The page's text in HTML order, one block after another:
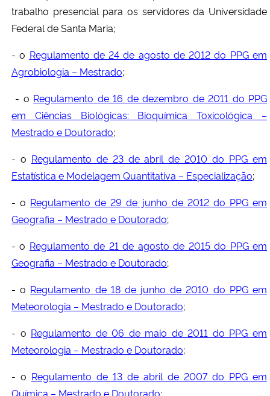
trabalho presencial para os servidores da Universidade
Federal de Santa Maria;
- o Regulamento de 24 de agosto de 2012 do PPG em
Agrobiologia – Mestrado;
- o Regulamento de 16 de dezembro de 2011 do PPG
em Ciências Biológicas: Bioquímica Toxicológica –
Mestrado e Doutorado;
- o Regulamento de 23 de abril de 2010 do PPG em
Estatística e Modelagem Quantitativa – Especialização;
- o Regulamento de 29 de junho de 2012 do PPG em
Geografia – Mestrado e Doutorado;
- o Regulamento de 21 de agosto de 2015 do PPG em
Geografia – Mestrado e Doutorado;
- o Regulamento de 18 de junho de 2010 do PPG em
Meteorologia – Mestrado e Doutorado;
- o Regulamento de 06 de maio de 2011 do PPG em
Meteorologia – Mestrado e Doutorado;
- o Regulamento de 13 de abril de 2007 do PPG em
Química – Mestrado e Doutorado;